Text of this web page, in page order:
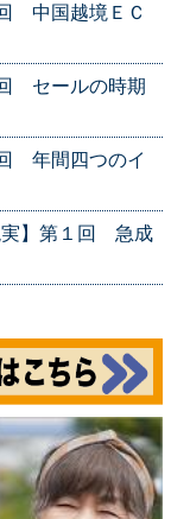
中国越境ＥＣ
回 セールの時期
回 年間四つのイ
実】第１回 急成